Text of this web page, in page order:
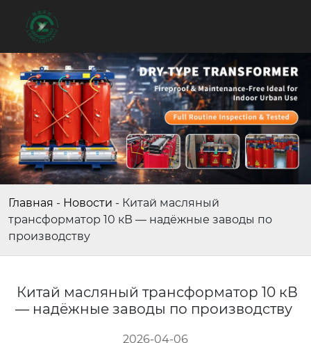
Главная - Новости - Китай масляный
трансформатор 10 кВ — надёжные заводы по
производству
Китай масляный трансформатор 10 кВ
— надёжные заводы по производству
2026-04-06